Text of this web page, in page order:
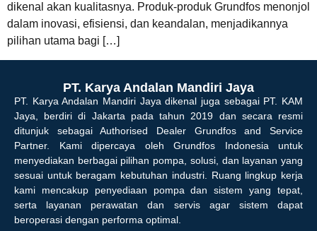
dikenal akan kualitasnya. Produk-produk Grundfos menonjol
dalam inovasi, efisiensi, dan keandalan, menjadikannya
pilihan utama bagi […]
PT. Karya Andalan Mandiri Jaya
PT. Karya Andalan Mandiri Jaya dikenal juga sebagai PT. KAM
Jaya, berdiri di Jakarta pada tahun 2019 dan secara resmi
ditunjuk sebagai Authorised Dealer Grundfos and Service
Partner. Kami dipercaya oleh Grundfos Indonesia untuk
menyediakan berbagai pilihan pompa, solusi, dan layanan yang
sesuai untuk beragam kebutuhan industri. Ruang lingkup kerja
kami mencakup penyediaan pompa dan sistem yang tepat,
serta layanan perawatan dan servis agar sistem dapat
beroperasi dengan performa optimal.